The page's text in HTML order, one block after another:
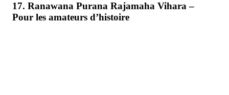
17. Ranawana Purana Rajamaha Vihara –
Pour les amateurs d’histoire